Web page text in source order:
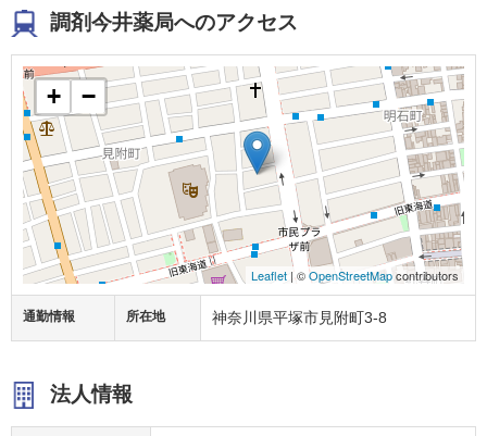
調剤今井薬局へのアクセス
+ −
Leaflet | ©OpenStreetMapcontributors
通勤情報 所在地 神奈川県平塚市見附町3-8
法人情報